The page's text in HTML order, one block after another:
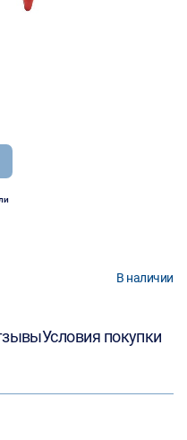
В наличии
Условия покупки